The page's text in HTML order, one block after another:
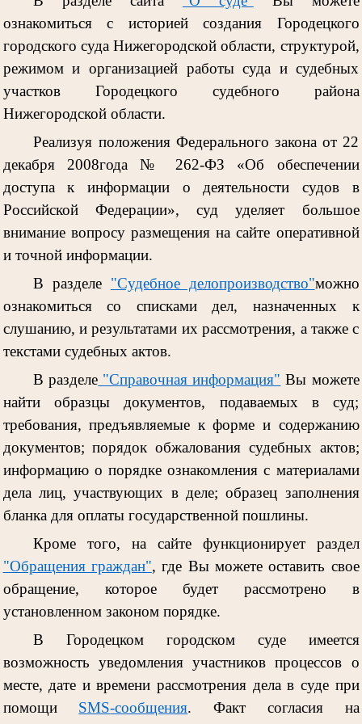
ознакомиться с историей создания Городецкого
городского суда Нижегородской области, структурой,
режимом и организацией работы суда и судебных
участков Городецкого судебного района
Нижегородской области.
Реализуя положения Федерального закона от 22
декабря 2008года № 262-ФЗ «Об обеспечении
доступа к информации о деятельности судов в
Российской Федерации», суд уделяет большое
внимание вопросу размещения на сайте оперативной
и точной информации.
В разделе "Судебное делопроизводство"можно
ознакомиться со списками дел, назначенных к
слушанию, и результатами их рассмотрения, а также с
текстами судебных актов.
В разделе "Справочная информация" Вы можете
найти образцы документов, подаваемых в суд;
требования, предъявляемые к форме и содержанию
документов; порядок обжалования судебных актов;
информацию о порядке ознакомления с материалами
дела лиц, участвующих в деле; образец заполнения
бланка для оплаты государственной пошлины.
Кроме того, на сайте функционирует раздел
"Обращения граждан", где Вы можете оставить свое
обращение, которое будет рассмотрено в
установленном законом порядке.
В Городецком городском суде имеется
возможность уведомления участников процессов о
месте, дате и времени рассмотрения дела в суде при
помощи SMS-сообщения. Факт согласия на